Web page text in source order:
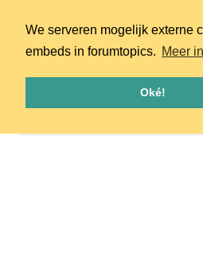
We serveren mogelijk externe
embeds in forumtopics. Meer
Oké!
Oeps! Er is iets misgegaan.
opnieuw.